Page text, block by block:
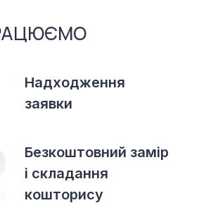
Надходження
заявки
Безкоштовний замір
і складання
кошторису